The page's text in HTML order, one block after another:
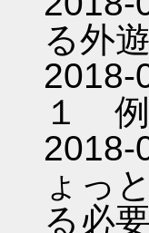
る外
１ 例
ょっ
る必